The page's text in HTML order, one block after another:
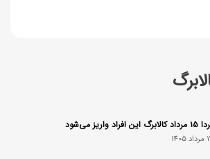
این افراد واریز می‌شود